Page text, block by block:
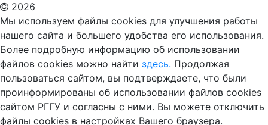
2026
Мы используем файлы cookies для улучшения работы
нашего сайта и большего удобства его использования.
Более подробную информацию об использовании
файлов cookies можно найти здесь. Продолжая
пользоваться сайтом, вы подтверждаете, что были
проинформированы об использовании файлов cookies
сайтом РГГУ и согласны с ними. Вы можете отключить
файлы cookies в настройках Вашего браузера.